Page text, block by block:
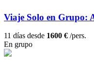
Viaje Solo en Grupo:
11 días desde 1600 € /pers.
En grupo